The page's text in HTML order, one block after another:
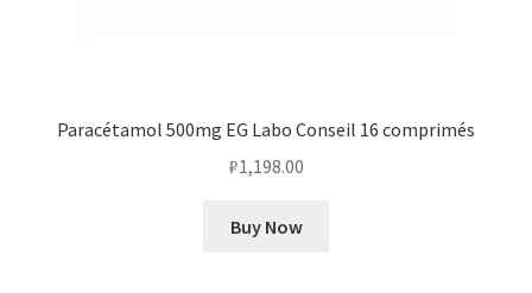
Paracétamol 500mg EG Labo Conseil 16 comprimés
₽1,198.00
Buy Now